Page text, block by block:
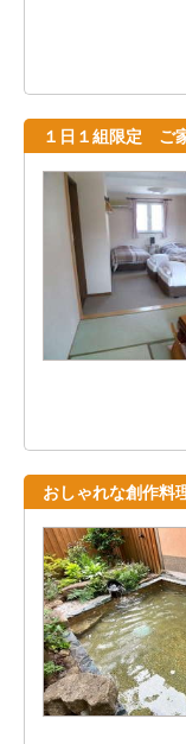
１日１組限定 ご
おしゃれな創作